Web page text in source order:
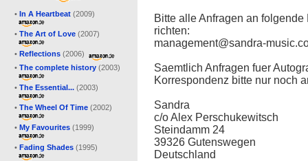
• In A Heartbeat (2009)
• The Art of Love (2007)
• Reflections (2006)
• The complete history (2003)
• The Essential... (2003)
• The Wheel Of Time (2002)
• My Favourites (1999)
• Fading Shades (1995)
Bitte alle Anfragen an folgende
richten:
management@sandra-
Saemtlich Anfragen fuer
Korrespondenz bitte nur noch
Sandra
c/o Alex Perschukewitsch
Steindamm 24
39326 Gutenswegen
Deutschland